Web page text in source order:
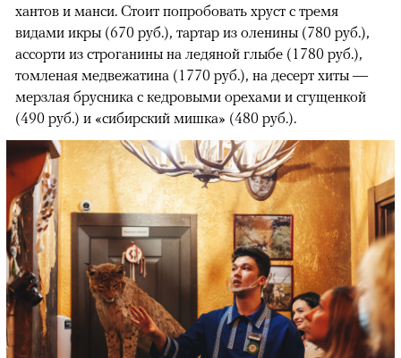
хантов и манси. Стоит попробовать хруст с тремя
видами икры (670 руб.), тартар из оленины (780 руб.),
ассорти из строганины на ледяной глыбе (1780 руб.),
томленая медвежатина (1770 руб.), на десерт хиты —
мерзлая брусника с кедровыми орехами и сгущенкой
(490 руб.) и «сибирский мишка» (480 руб.).